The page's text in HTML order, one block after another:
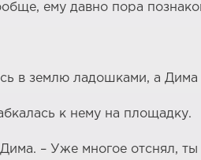
ему давно пора
в землю ладошками, а
к нему на площадку.
– Уже многое отснял,